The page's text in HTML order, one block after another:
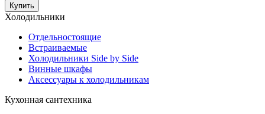
Купить
Холодильники
Отдельностоящие
Встраиваемые
Холодильники Side by Side
Винные шкафы
Аксессуары к холодильникам
Кухонная сантехника